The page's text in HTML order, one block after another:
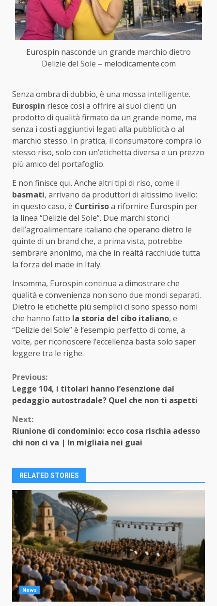
Eurospin nasconde un grande marchio dietro
Delizie del Sole – melodicamente.com
Senza ombra di dubbio, è una mossa intelligente.
Eurospin riesce così a offrire ai suoi clienti un
prodotto di qualità firmato da un grande nome, ma
senza i costi aggiuntivi legati alla pubblicità o al
marchio stesso. In pratica, il consumatore compra lo
stesso riso, solo con un’etichetta diversa e un prezzo
più amico del portafoglio.
E non finisce qui. Anche altri tipi di riso, come il
basmati, arrivano da produttori di altissimo livello:
in questo caso, è Curtirisoa rifornire Eurospin per
la linea “Delizie del Sole”. Due marchi storici
dell’agroalimentare italiano che operano dietro le
quinte di un brand che, a prima vista, potrebbe
sembrare anonimo, ma che in realtà racchiude tutta
la forza del made in Italy.
Insomma, Eurospin continua a dimostrare che
qualità e convenienza non sono due mondi separati.
Dietro le etichette più semplici ci sono spesso nomi
che hanno fatto la storia del cibo italiano, e
“Delizie del Sole” è l’esempio perfetto di come, a
volte, per riconoscere l’eccellenza basta solo saper
leggere tra le righe.
Continue
Reading
Previous:
Legge 104, i titolari hanno l’esenzione dal
pedaggio autostradale? Quel che non ti aspetti
Next:
Riunione di condominio: ecco cosa rischia adesso
chi non ci va | In migliaia nei guai
RELATED STORIES
News